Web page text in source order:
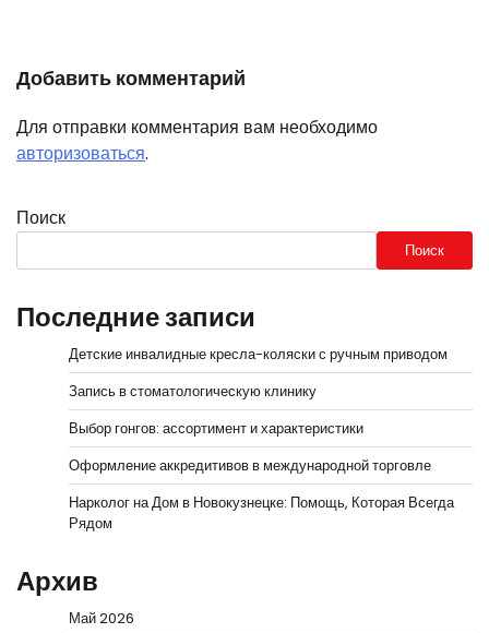
Добавить комментарий
Для отправки комментария вам необходимо
авторизоваться.
Поиск
Поиск
Последние записи
Детские инвалидные кресла-коляски с ручным приводом
Запись в стоматологическую клинику
Выбор гонгов: ассортимент и характеристики
Оформление аккредитивов в международной торговле
Нарколог на Дом в Новокузнецке: Помощь, Которая Всегда
Рядом
Архив
Май 2026